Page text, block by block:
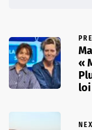
«
loi